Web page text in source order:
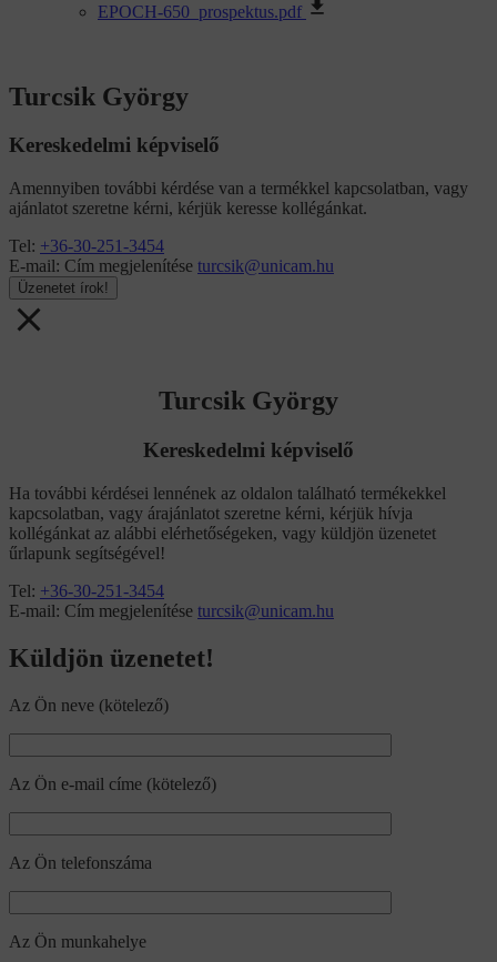
EPOCH-650_prospektus.pdf
Turcsik György
Kereskedelmi képviselő
Amennyiben további kérdése van a termékkel kapcsolatban, vagy
ajánlatot szeretne kérni, kérjük keresse kollégánkat.
Tel: +36-30-251-3454
E-mail: Cím megjelenítése turcsik@unicam.hu
Üzenetet írok!
Turcsik György
Kereskedelmi képviselő
Ha további kérdései lennének az oldalon található termékekkel
kapcsolatban, vagy árajánlatot szeretne kérni, kérjük hívja
kollégánkat az alábbi elérhetőségeken, vagy küldjön üzenetet
űrlapunk segítségével!
Tel: +36-30-251-3454
E-mail: Cím megjelenítése turcsik@unicam.hu
Küldjön üzenetet!
Az Ön neve (kötelező)
Az Ön e-mail címe (kötelező)
Az Ön telefonszáma
Az Ön munkahelye